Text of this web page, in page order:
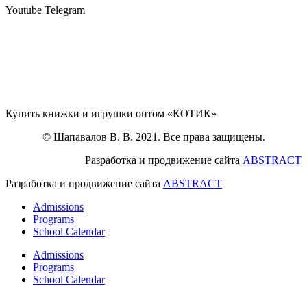
Youtube Telegram
Купить книжки и игрушки оптом «КОТИК»
© Шапавалов В. В. 2021. Все права защищены.
Разработка и продвижение сайта ABSTRACT
Разработка и продвижение сайта ABSTRACT
Admissions
Programs
School Calendar
Admissions
Programs
School Calendar